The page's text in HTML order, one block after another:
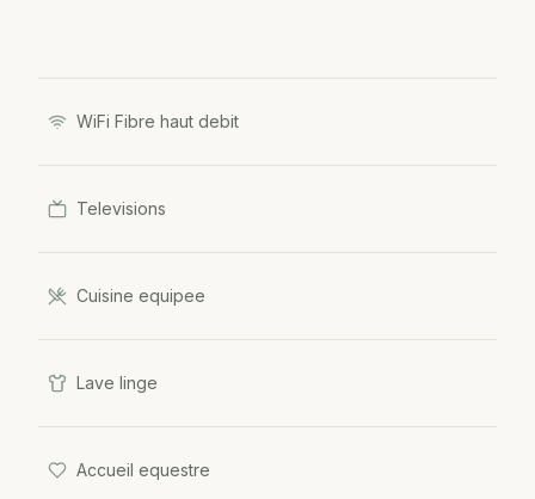
WiFi Fibre haut debit
Televisions
Cuisine equipee
Lave linge
Accueil equestre